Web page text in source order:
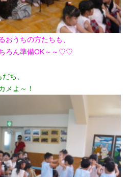
うちの方たちも、
OK～～♡♡
ち、
メよ～！